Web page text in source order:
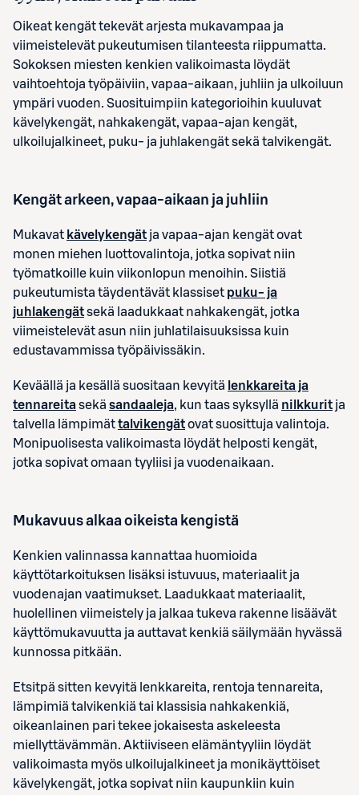
Oikeat kengät tekevät arjesta mukavampaa ja
viimeistelevät pukeutumisen tilanteesta riippumatta.
Sokoksen miesten kenkien valikoimasta löydät
vaihtoehtoja työpäiviin, vapaa-aikaan, juhliin ja ulkoiluun
ympäri vuoden. Suosituimpiin kategorioihin kuuluvat
kävelykengät, nahkakengät, vapaa-ajan kengät,
ulkoilujalkineet, puku- ja juhlakengät sekä talvikengät.
Kengät arkeen, vapaa-aikaan ja juhliin
Mukavat kävelykengät ja vapaa-ajan kengät ovat
monen miehen luottovalintoja, jotka sopivat niin
työmatkoille kuin viikonlopun menoihin. Siistiä
pukeutumista täydentävät klassiset puku- ja
juhlakengätsekä laadukkaat nahkakengät, jotka
viimeistelevät asun niin juhlatilaisuuksissa kuin
edustavammissa työpäivissäkin.
Keväällä ja kesällä suositaan kevyitä lenkkareita ja
tennareita sekä sandaaleja, kun taas syksyllä nilkkurit ja
talvella lämpimättalvikengätovat suosittuja valintoja.
Monipuolisesta valikoimasta löydät helposti kengät,
jotka sopivat omaan tyyliisi ja vuodenaikaan.
Mukavuus alkaa oikeista kengistä
Kenkien valinnassa kannattaa huomioida
käyttötarkoituksen lisäksi istuvuus, materiaalit ja
vuodenajan vaatimukset. Laadukkaat materiaalit,
huolellinen viimeistely ja jalkaa tukeva rakenne lisäävät
käyttömukavuutta ja auttavat kenkiä säilymään hyvässä
kunnossa pitkään.
Etsitpä sitten kevyitä lenkkareita, rentoja tennareita,
lämpimiä talvikenkiä tai klassisia nahkakenkiä,
oikeanlainen pari tekee jokaisesta askeleesta
miellyttävämmän. Aktiiviseen elämäntyyliin löydät
valikoimasta myös ulkoilujalkineet ja monikäyttöiset
kävelykengät, jotka sopivat niin kaupunkiin kuin